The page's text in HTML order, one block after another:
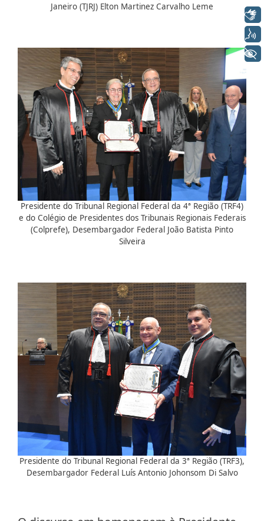
Janeiro (TJRJ) Elton Martinez Carvalho Leme
Presidente do Tribunal Regional Federal da 4ª Região (TRF4)
e do Colégio de Presidentes dos Tribunais Regionais Federais
(Colprefe), Desembargador Federal João Batista Pinto
Silveira
Presidente do Tribunal Regional Federal da 3ª Região (TRF3),
Desembargador Federal Luís Antonio Johonsom Di Salvo
+ Acessibilidade